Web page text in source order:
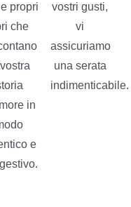
propri
che
in
e
vostri gusti,
vi
assicuriamo
una serata
indimenticabile.